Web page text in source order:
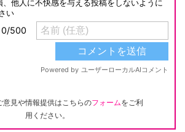
意見や情報提供はこちらのフォームをご利
用ください。